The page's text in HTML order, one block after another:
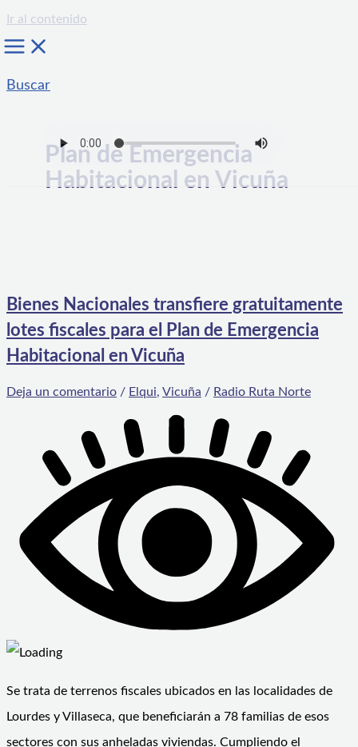
Ir al contenido
Buscar
Plan de Emergencia
Habitacional en Vicuña
Bienes Nacionales transfiere gratuitamente
lotes fiscales para el Plan de Emergencia
Habitacional en Vicuña
Deja un comentario / Elqui, Vicuña / Radio Ruta Norte
Se trata de terrenos fiscales ubicados en las localidades de
Lourdes y Villaseca, que beneficiarán a 78 familias de esos
sectores con sus anheladas viviendas. Cumpliendo el